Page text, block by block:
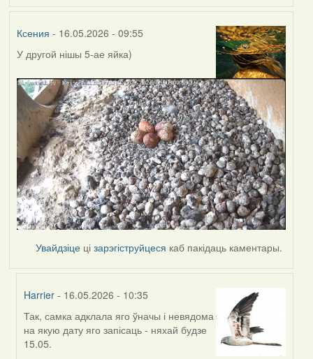
Ксения - 16.05.2026 - 09:55
У другой нішы 5-ае яйка)
Увайдзіце цізарэгіструйцеся каб пакідаць каментары.
Harrier - 16.05.2026 - 10:35
In
reply
to
Так, самка адклала яго ўначы і невядома
на якую дату яго запісаць - няхай будзе
15.05.